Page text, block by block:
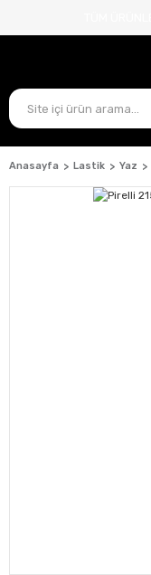
Anasayfa Lastik Yaz